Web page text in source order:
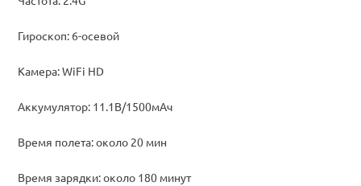
Гироскоп: 6-осевой
Камера: WiFi HD
Аккумулятор: 11.1В/1500мАч
Время полета: около 20 мин
Время зарядки: около 180 минут